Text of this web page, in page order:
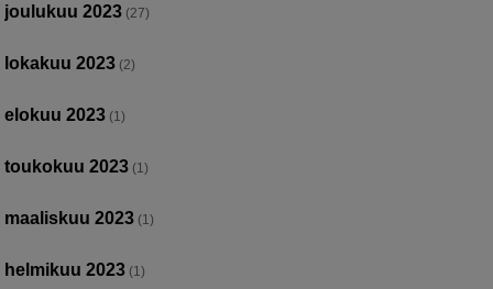
joulukuu 2023 (27)
lokakuu 2023 (2)
elokuu 2023 (1)
toukokuu 2023 (1)
maaliskuu 2023 (1)
helmikuu 2023 (1)